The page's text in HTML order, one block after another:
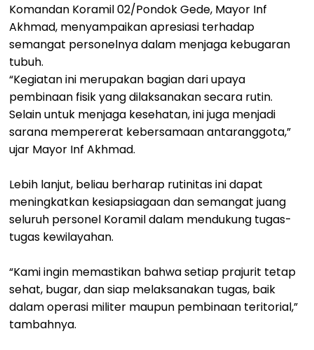
Komandan Koramil 02/Pondok Gede, Mayor Inf
Akhmad, menyampaikan apresiasi terhadap
semangat personelnya dalam menjaga kebugaran
tubuh.
“Kegiatan ini merupakan bagian dari upaya
pembinaan fisik yang dilaksanakan secara rutin.
Selain untuk menjaga kesehatan, ini juga menjadi
sarana mempererat kebersamaan antaranggota,”
ujar Mayor Inf Akhmad.
Lebih lanjut, beliau berharap rutinitas ini dapat
meningkatkan kesiapsiagaan dan semangat juang
seluruh personel Koramil dalam mendukung tugas-
tugas kewilayahan.
“Kami ingin memastikan bahwa setiap prajurit tetap
sehat, bugar, dan siap melaksanakan tugas, baik
dalam operasi militer maupun pembinaan teritorial,”
tambahnya.